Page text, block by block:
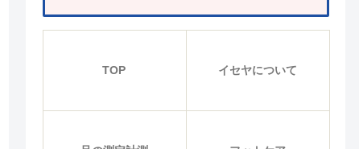
TOP イセヤについて